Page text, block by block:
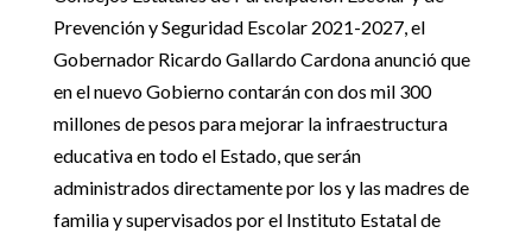
Prevención y Seguridad Escolar 2021-2027, el
Gobernador Ricardo Gallardo Cardona anunció que
en el nuevo Gobierno contarán con dos mil 300
millones de pesos para mejorar la infraestructura
educativa en todo el Estado, que serán
administrados directamente por los y las madres de
familia y supervisados por el Instituto Estatal de